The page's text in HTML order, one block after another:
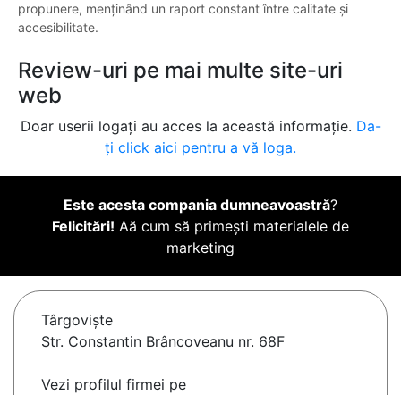
propunere, menținând un raport constant între calitate și
accesibilitate.
Review-uri pe mai multe site-uri
web
Doar userii logați au acces la această informație. Da-
ți click aici pentru a vă loga.
Este acesta compania dumneavoastră?
Felicitări! Aă cum să primești materialele de
marketing
Târgovişte
Str. Constantin Brâncoveanu nr. 68F
Vezi profilul firmei pe